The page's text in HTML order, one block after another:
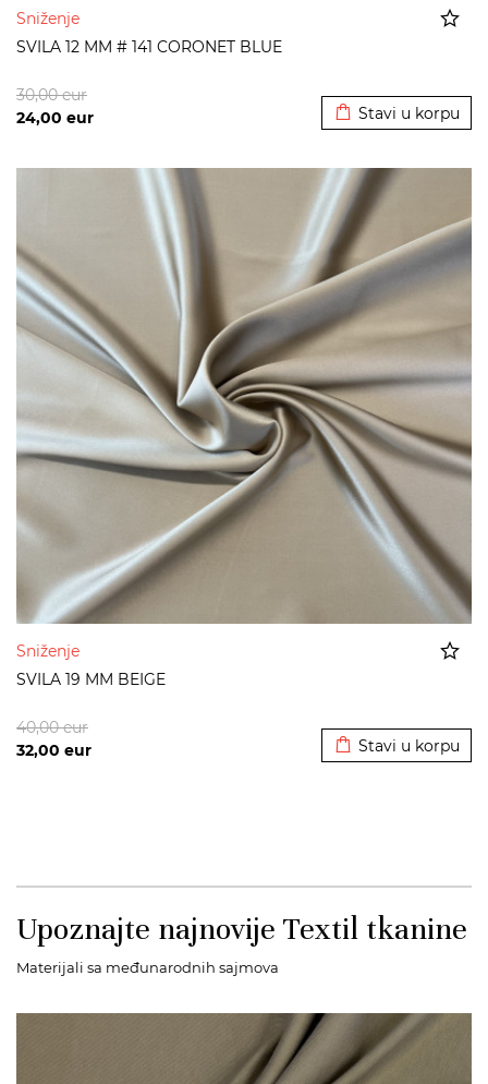
Sniženje
SVILA 12 MM # 141 CORONET BLUE
24,00 eur
30,00eur
Stavi u korpu
Sniženje
SVILA 19 MM BEIGE
32,00 eur
40,00eur
Stavi u korpu
Upoznajte najnovije Textil tkanine
Materijali sa međunarodnih sajmova